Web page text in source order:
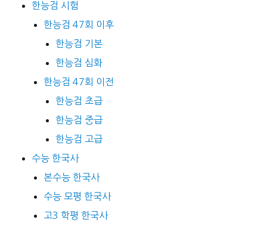
한능검 시험
한능검 47회 이후
한능검 기본
한능검 심화
한능검 47회 이전
한능검 초급
한능검 중급
한능검 고급
수능 한국사
본수능 한국사
수능 모평 한국사
고3 학평 한국사